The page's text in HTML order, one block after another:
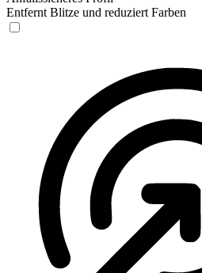
Entfernt Blitze und reduziert Farben